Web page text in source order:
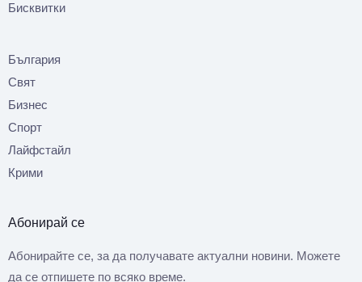
Бисквитки
България
Свят
Бизнес
Спорт
Лайфстайл
Крими
Абонирай се
Абонирайте се, за да получавате актуални новини. Можете
да се отпишете по всяко време.